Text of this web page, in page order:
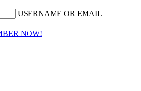
USERNAME OR EMAIL
NOW!